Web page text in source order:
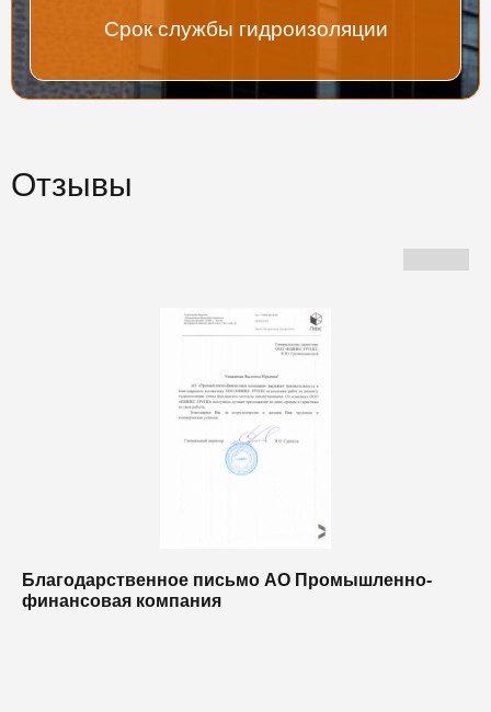
Срок службы гидроизоляции
Отзывы
Благодарственное письмо АО Промышленно-
финансовая компания